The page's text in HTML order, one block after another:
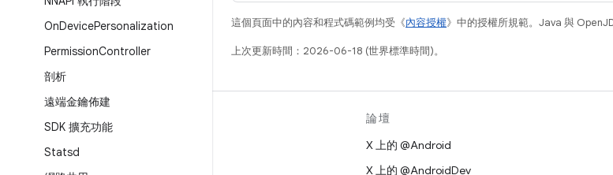
OnDevicePersonalization
PermissionController
剖析
遠端金鑰佈建
SDK 擴充功能
Statsd
這個頁面中的內容和程式碼範例均受《內容授權》中的授權所規範。Java 與
上次更新時間：2026-06-18 (世界標準時間)。
Android 程式庫
相關規定
論壇
X 上的 @Android
X 上的 @AndroidDev